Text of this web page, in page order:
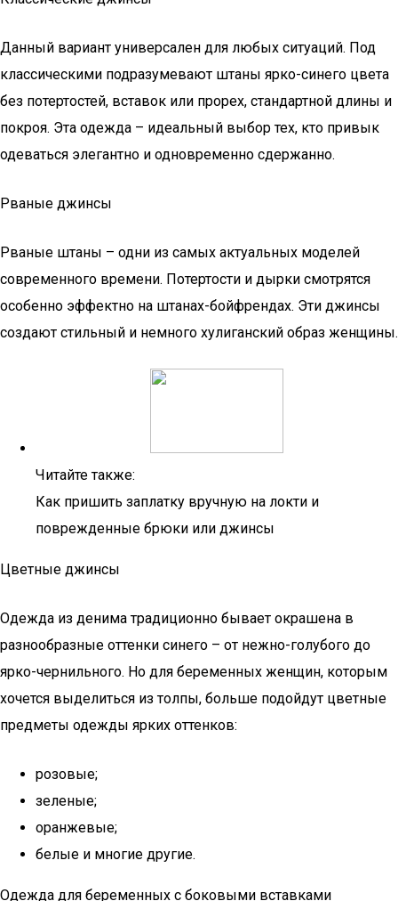
Данный вариант универсален для любых ситуаций. Под
классическими подразумевают штаны ярко-синего цвета
без потертостей, вставок или прорех, стандартной длины и
покроя. Эта одежда – идеальный выбор тех, кто привык
одеваться элегантно и одновременно сдержанно.
Рваные джинсы
Рваные штаны – одни из самых актуальных моделей
современного времени. Потертости и дырки смотрятся
особенно эффектно на штанах-бойфрендах. Эти джинсы
создают стильный и немного хулиганский образ женщины.
Читайте также:
Как пришить заплатку вручную на локти и
поврежденные брюки или джинсы
Цветные джинсы
Одежда из денима традиционно бывает окрашена в
разнообразные оттенки синего – от нежно-голубого до
ярко-чернильного. Но для беременных женщин, которым
хочется выделиться из толпы, больше подойдут цветные
предметы одежды ярких оттенков:
розовые;
зеленые;
оранжевые;
белые и многие другие.
Одежда для беременных с боковыми вставками